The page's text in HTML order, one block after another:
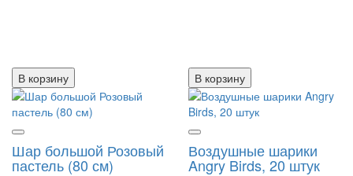
В корзину В корзину
Шар большой Розовый
пастель (80 см)
Воздушные шарики
Angry Birds, 20 штук